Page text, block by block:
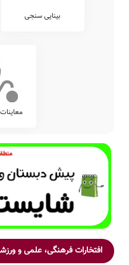
بینایی سنجی
افتخارات فرهنگی، علمی و